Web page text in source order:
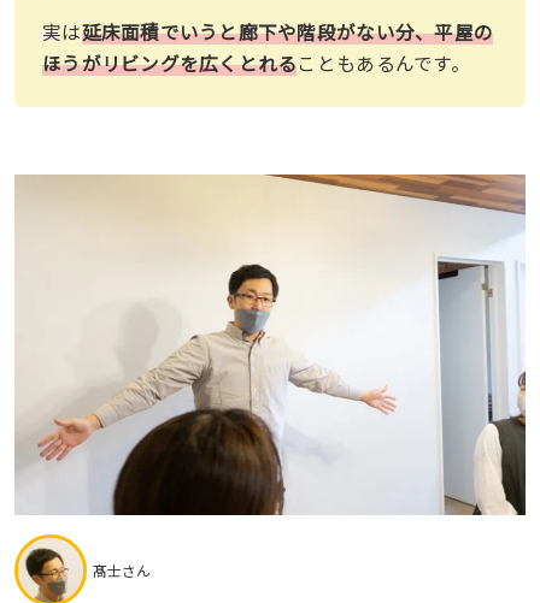
実は延床面積でいうと廊下や階段がない分、平屋の
ほうがリビングを広くとれることもあるんです。
髙士さん